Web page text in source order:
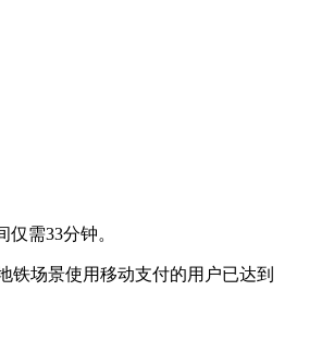
需33分钟。
铁场景使用移动支付的用户已达到